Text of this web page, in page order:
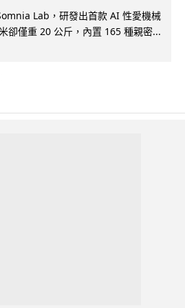
Lab，研發出首款 AI 性愛機械
卻僅重 20 公斤，內置 165 種親密...